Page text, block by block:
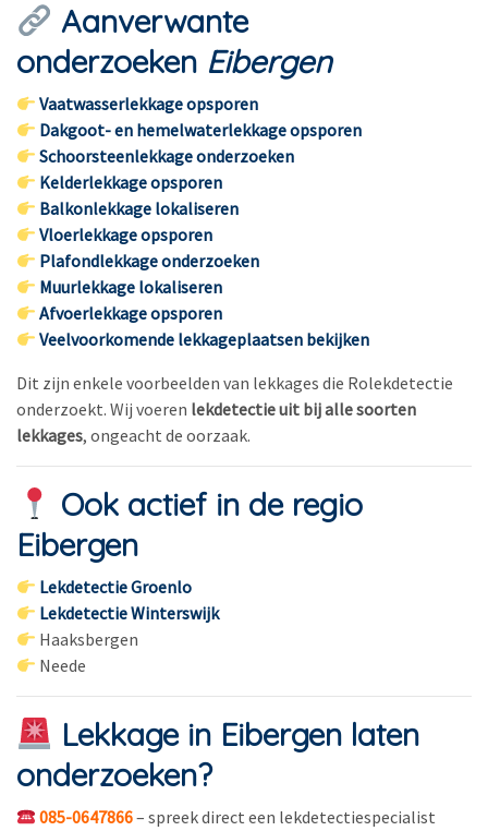
Aanverwante
onderzoeken Eibergen
Vaatwasserlekkage opsporen
Dakgoot- en hemelwaterlekkage opsporen
Schoorsteenlekkage onderzoeken
Kelderlekkage opsporen
Balkonlekkage lokaliseren
Vloerlekkage opsporen
Plafondlekkage onderzoeken
Muurlekkage lokaliseren
Afvoerlekkage opsporen
Veelvoorkomende lekkageplaatsen bekijken
Dit zijn enkele voorbeelden van lekkages die Rolekdetectie
onderzoekt. Wij voeren lekdetectie uit bij alle soorten
lekkages, ongeacht de oorzaak.
Ook actief in de regio
Eibergen
Lekdetectie Groenlo
Lekdetectie Winterswijk
Haaksbergen
Neede
Lekkage in Eibergen laten
onderzoeken?
085-0647866– spreek direct een lekdetectiespecialist